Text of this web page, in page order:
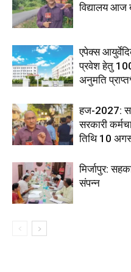
विद्यालय आज
एपेक्स
प्रवेश हेतु
अनुमति
हज-2027:
सरकारी
तिथि 10
मिर्जापुर:
संपन्न